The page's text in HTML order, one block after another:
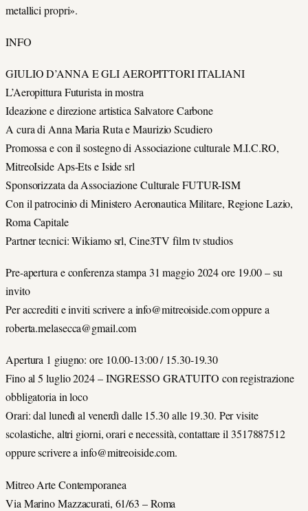
metallici propri».
INFO
GIULIO D’ANNA E GLI AEROPITTORI ITALIANI
L’Aeropittura Futurista in mostra
Ideazione e direzione artistica Salvatore Carbone
A cura di Anna Maria Ruta e Maurizio Scudiero
Promossa e con il sostegno di Associazione culturale M.I.C.RO,
MitreoIside Aps-Ets e Iside srl
Sponsorizzata da Associazione Culturale FUTUR-ISM
Con il patrocinio di Ministero Aeronautica Militare, Regione Lazio,
Roma Capitale
Partner tecnici: Wikiamo srl, Cine3TV film tv studios
Pre-apertura e conferenza stampa 31 maggio 2024 ore 19.00 – su
invito
Per accrediti e inviti scrivere a info@mitreoiside.com oppure a
roberta.melasecca@gmail.com
Apertura 1 giugno: ore 10.00-13:00 / 15.30-19.30
Fino al 5 luglio 2024 – INGRESSO GRATUITO con registrazione
obbligatoria in loco
Orari: dal lunedì al venerdì dalle 15.30 alle 19.30. Per visite
scolastiche, altri giorni, orari e necessità, contattare il 3517887512
oppure scrivere a info@mitreoiside.com.
Mitreo Arte Contemporanea
Via Marino Mazzacurati, 61/63 – Roma